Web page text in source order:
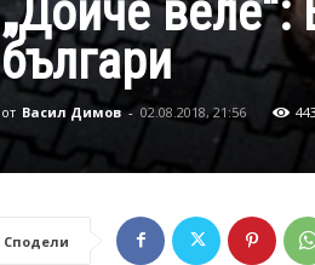
„Дойче
българи
от Васил Димов - 02.08.2018, 21:56 443
Сподели